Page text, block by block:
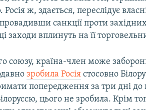
ж, здається, переслідує
санкції проти
заходи вплинуть на її
союзу, країна-член може
зробила Росія стосовно
попередження за три дні
цього не зробила. Крім